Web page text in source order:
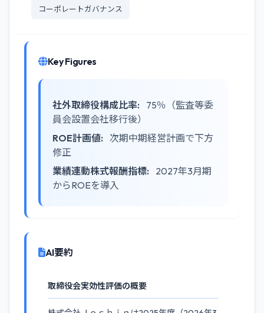
コーポレートガバナンス
Key Figures
社外取締役構成比率:
75％（監査等委
員会設置会社移行後）
ROE計画値: 次期中期経営計画で下方
修正
業績連動株式報酬指標:
2027年3月期
からROEを導入
AI要約
取締役会実効性評価の概要